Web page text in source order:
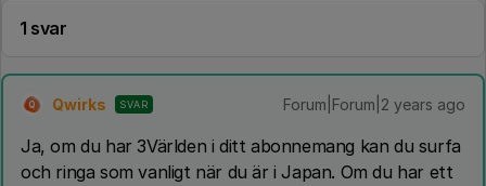
1 svar
Q Qwirks SVAR Forum|Forum|2 years ago
Ja, om du har 3Världen i ditt abonnemang kan du surfa
och ringa som vanligt när du är i Japan. Om du har ett